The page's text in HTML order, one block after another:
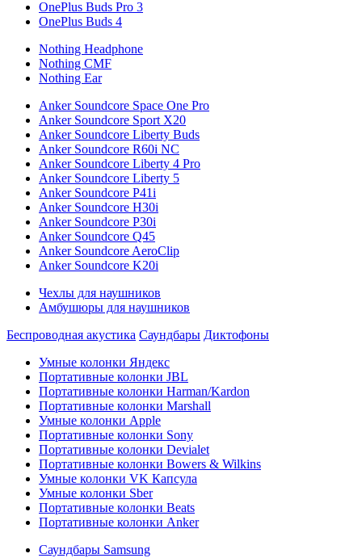
OnePlus Buds Pro 3
OnePlus Buds 4
Nothing Headphone
Nothing CMF
Nothing Ear
Anker Soundcore Space One Pro
Anker Soundcore Sport X20
Anker Soundcore Liberty Buds
Anker Soundcore R60i NC
Anker Soundcore Liberty 4 Pro
Anker Soundcore Liberty 5
Anker Soundcore P41i
Anker Soundcore H30i
Anker Soundcore P30i
Anker Soundcore Q45
Anker Soundcore AeroClip
Anker Soundcore K20i
Чехлы для наушников
Амбушюры для наушников
Беспроводная акустика Саундбары Диктофоны
Умные колонки Яндекс
Портативные колонки JBL
Портативные колонки Harman/Kardon
Портативные колонки Marshall
Умные колонки Apple
Портативные колонки Sony
Портативные колонки Devialet
Портативные колонки Bowers & Wilkins
Умные колонки VK Капсула
Умные колонки Sber
Портативные колонки Beats
Портативные колонки Anker
Саундбары Samsung